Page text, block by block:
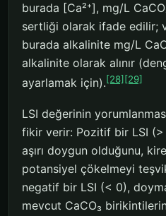
burada [Ca²⁺], mg/L
sertliği olarak ifade edilir;
burada alkalinite mg/L
alkalinite olarak alınır
ayarlamak için).[28] [29]
LSI değerinin
fikir verir: Pozitif bir LSI (>
aşırı doygun olduğunu,
potansiyel çökelmeyi
negatif bir LSI (< 0),
mevcut CaCO₃